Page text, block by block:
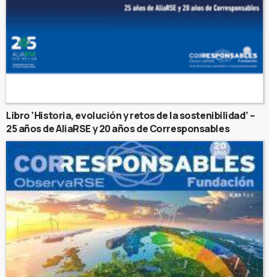
Libro ‘Historia, evolución y retos de la sostenibilidad’ –
25 años de AliaRSE y 20 años de Corresponsables